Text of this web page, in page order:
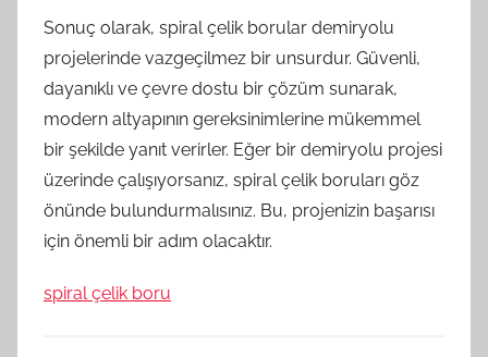
Sonuç olarak, spiral çelik borular demiryolu
projelerinde vazgeçilmez bir unsurdur. Güvenli,
dayanıklı ve çevre dostu bir çözüm sunarak,
modern altyapının gereksinimlerine mükemmel
bir şekilde yanıt verirler. Eğer bir demiryolu projesi
üzerinde çalışıyorsanız, spiral çelik boruları göz
önünde bulundurmalısınız. Bu, projenizin başarısı
için önemli bir adım olacaktır.
spiral çelik boru